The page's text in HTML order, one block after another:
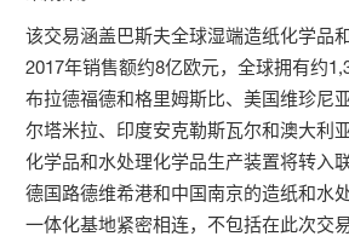
该交易涵盖巴斯夫全球湿端造纸化学品
2017年销售额约8亿欧元，全球拥有约
布拉德福德和格里姆斯比、美国维珍尼
尔塔米拉、印度安克勒斯瓦尔和澳大利
化学品和水处理化学品生产装置将转入
德国路德维希港和中国南京的造纸和水
一体化基地紧密相连，不包括在此次交